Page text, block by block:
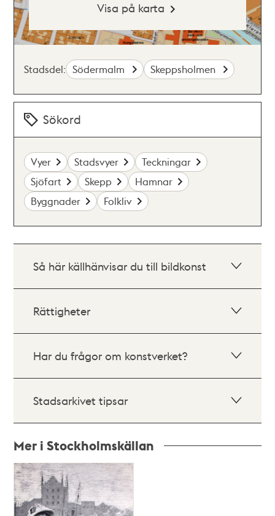
Visa på karta
Stadsdel: Södermalm Skeppsholmen
Sökord
Vyer Stadsvyer
Teckningar
Sjöfart
Skepp
Hamnar
Byggnader
Folkliv
Så här källhänvisar du till bildkonst
Rättigheter
Har du frågor om konstverket?
Stadsarkivet tipsar
Mer i Stockholmskällan
Relaterade
poster
och
teman